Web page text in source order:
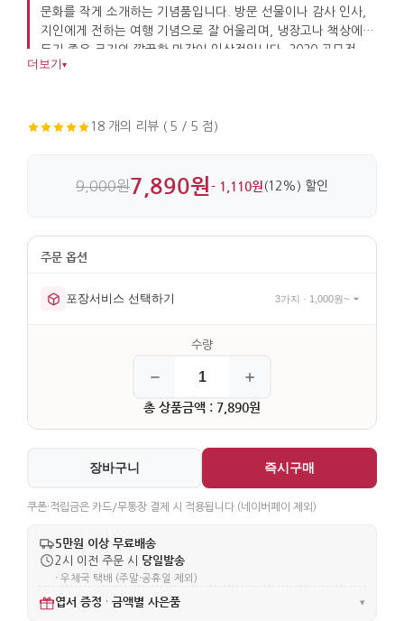
문화를 작게 소개하는 기념품입니다. 방문 선물이나 감사 인사,
지인에게 전하는 여행 기념으로 잘 어울리며, 냉장고나 책상에
두기 좋은 크기와 깔끔한 마감이 인상적입니다. 2020 공모전
수상작으로 완성도도 높습니다.
더보기 ▾
18 개의 리뷰 ( 5 / 5 점)
9,000원7,890원- 1,110원 (12%) 할인
포장서비스 선택하기 3가지 · 1,000원~
총 상품금액 : 7,890원
장바구니 즉시구매
쿠폰·적립금은 카드/무통장 결제 시 적용됩니다 (네이버페이 제외)
5만원 이상 무료배송
2시 이전 주문 시 당일발송
· 우체국 택배 (주말·공휴일 제외)
엽서 증정 · 금액별 사은품 ▾